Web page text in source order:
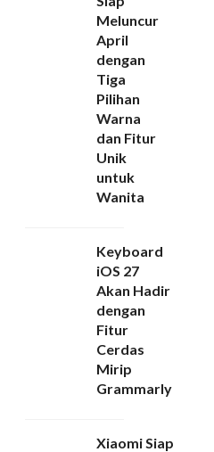
Meluncur
April
dengan
Tiga
Pilihan
Warna
dan Fitur
Unik
untuk
Wanita
Keyboard
iOS 27
Akan Hadir
dengan
Fitur
Cerdas
Mirip
Grammarly
Xiaomi Siap